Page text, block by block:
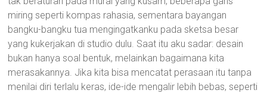
miring seperti kompas rahasia, sementara bayangan
bangku-bangku tua mengingatkanku pada sketsa besar
yang kukerjakan di studio dulu. Saat itu aku sadar: desain
bukan hanya soal bentuk, melainkan bagaimana kita
merasakannya. Jika kita bisa mencatat perasaan itu tanpa
menilai diri terlalu keras, ide-ide mengalir lebih bebas, seperti